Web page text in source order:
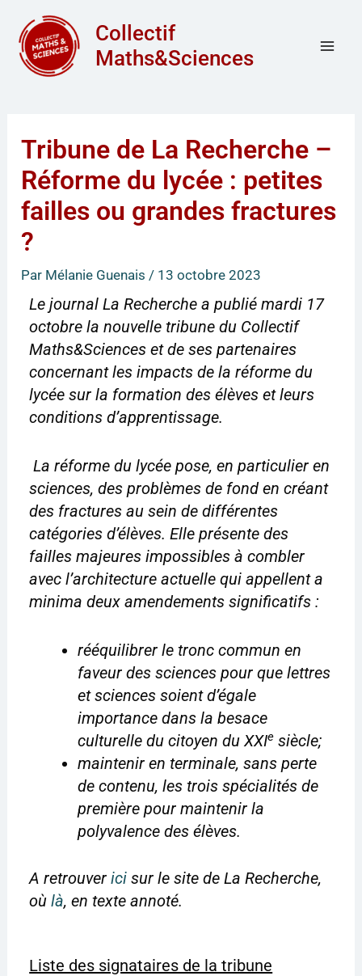
contenu
Collectif
Maths&Sciences
Tribune de La Recherche –
Réforme du lycée : petites
failles ou grandes fractures
?
Par Mélanie Guenais/ 13 octobre 2023
Le journal La Recherche a publié mardi 17
octobre la nouvelle tribune du Collectif
Maths&Sciences et de ses partenaires
concernant les impacts de la réforme du
lycée sur la formation des élèves et leurs
conditions d’apprentissage.
La réforme du lycée pose, en particulier en
sciences, des problèmes de fond en créant
des fractures au sein de différentes
catégories d’élèves. Elle présente des
failles majeures impossibles à combler
avec l’architecture actuelle qui appellenta
minima deux amendements significatifs :
rééquilibrer le tronc commun en
faveur des sciences pour que lettres
et sciences soient d’égale
importance dans la besace
culturelle du citoyen du XXIe siècle;
maintenir en terminale, sans perte
de contenu, les trois spécialités de
première pour maintenir la
polyvalence des élèves.
A retrouverici sur le site de La Recherche,
oùlà, en texte annoté.
Liste des signataires de la tribune